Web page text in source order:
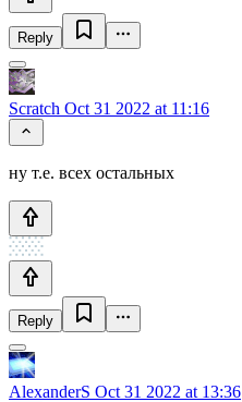
Reply
Scratch Oct 31 2022 at 11:16
ну т.е. всех остальных
Reply
AlexanderS Oct 31 2022 at 13:36